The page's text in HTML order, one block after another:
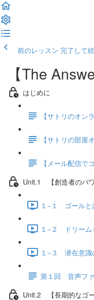
前のレッスン 完了して
【The
はじめに
【サトリのオン
【サトリの部屋
【メール配信で
Unit.1 【創造者のパ
１−１ ゴールと
１−２ ドリーム
１−３ 潜在意識
第１回 音声フ
Unit.2 【長期的なゴー